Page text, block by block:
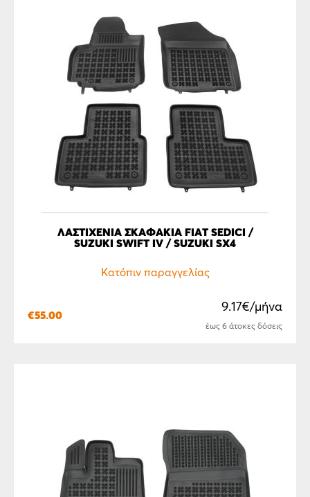
ΛΑΣΤΙΧΈΝΙΑ ΣΚΑΦΆΚΙΑ FIAT SEDICI /
SUZUKI SWIFT IV / SUZUKI SX4
Κατόπιν παραγγελίας
€55.00
9.17€/μήνα
έως 6 άτοκες δόσεις